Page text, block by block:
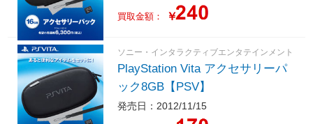
買取金額： ￥
ソニー・インタラクティブエンタテインメント
PlayStation Vita アクセサリーパ
ック8GB【PSV】
発売日：2012/11/15